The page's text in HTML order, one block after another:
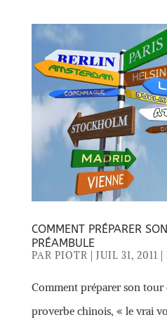
COMMENT PRÉPARER
PRÉAMBULE
PAR PIOTR JUIL 31, 2011
Comment préparer son
proverbe chinois, « le vrai